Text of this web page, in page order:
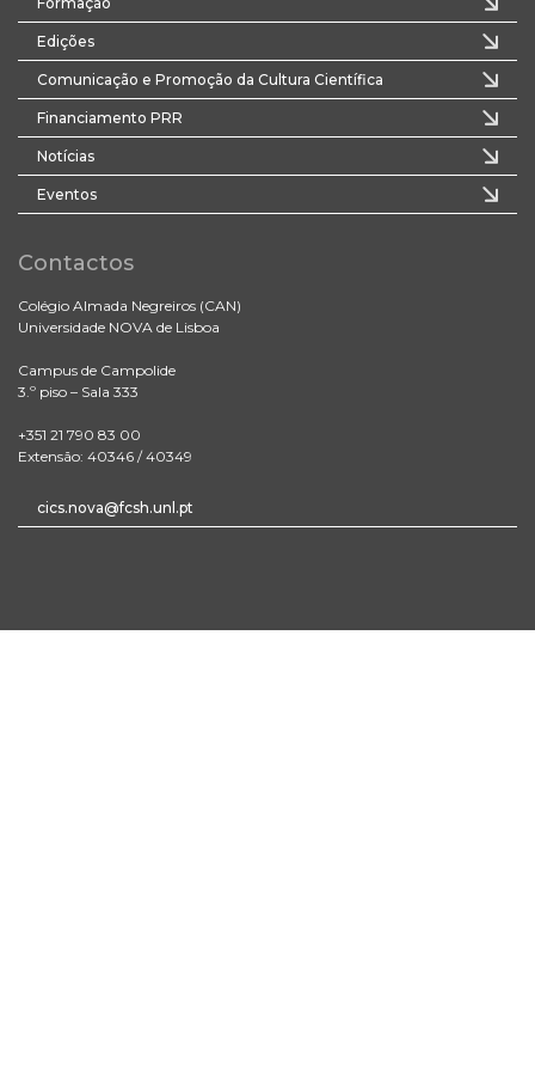
Edições
Comunicação e Promoção da Cultura Científica
Financiamento PRR
Notícias
Eventos
Contactos
Colégio Almada Negreiros (CAN)
Universidade NOVA de Lisboa
Campus de Campolide
3.º piso – Sala 333
+351 21 790 83 00
Extensão: 40346 / 40349
cics.nova@fcsh.unl.pt